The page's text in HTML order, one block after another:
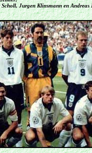
Jurgen Klinsmann en Andreas